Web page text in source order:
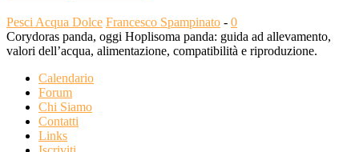
Pesci Acqua Dolce Francesco Spampinato - 0
Corydoras panda, oggi Hoplisoma panda: guida ad allevamento,
valori dell’acqua, alimentazione, compatibilità e riproduzione.
Calendario
Forum
Chi Siamo
Contatti
Links